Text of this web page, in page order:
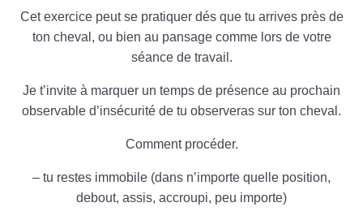
Cet exercice peut se pratiquer dés que tu arrives près de
ton cheval, ou bien au pansage comme lors de votre
séance de travail.
Je t’invite à marquer un temps de présence au prochain
observable d’insécurité de tu observeras sur ton cheval.
Comment procéder.
– tu restes immobile (dans n’importe quelle position,
debout, assis, accroupi, peu importe)